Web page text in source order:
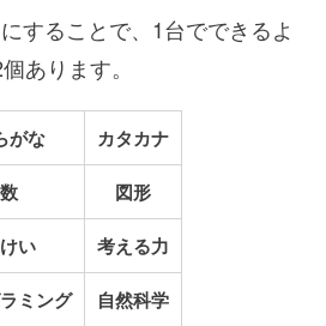
することで、1台でできるよ
あります。
がな カタカナ
数 図形
い 考える力
ミング 自然科学